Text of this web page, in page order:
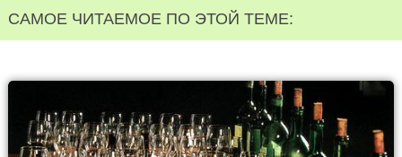
САМОЕ ЧИТАЕМОЕ ПО ЭТОЙ ТЕМЕ: